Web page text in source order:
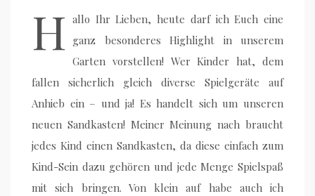
H allo Ihr Lieben, heute darf ich Euch eine
ganz besonderes Highlight in unserem
Garten vorstellen! Wer Kinder hat, dem
fallen sicherlich gleich diverse Spielgeräte auf
Anhieb ein – und ja! Es handelt sich um unseren
neuen Sandkasten! Meiner Meinung nach braucht
jedes Kind einen Sandkasten, da diese einfach zum
Kind-Sein dazu gehören und jede Menge Spielspaß
mit sich bringen. Von klein auf habe auch ich